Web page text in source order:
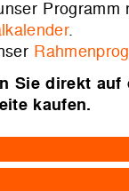
Programm
.
Sie direkt auf
kaufen.